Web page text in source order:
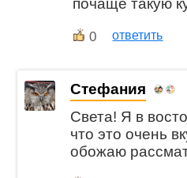
почаще такую
0 ответить
Стефания
Света! Я в
что это очень
обожаю